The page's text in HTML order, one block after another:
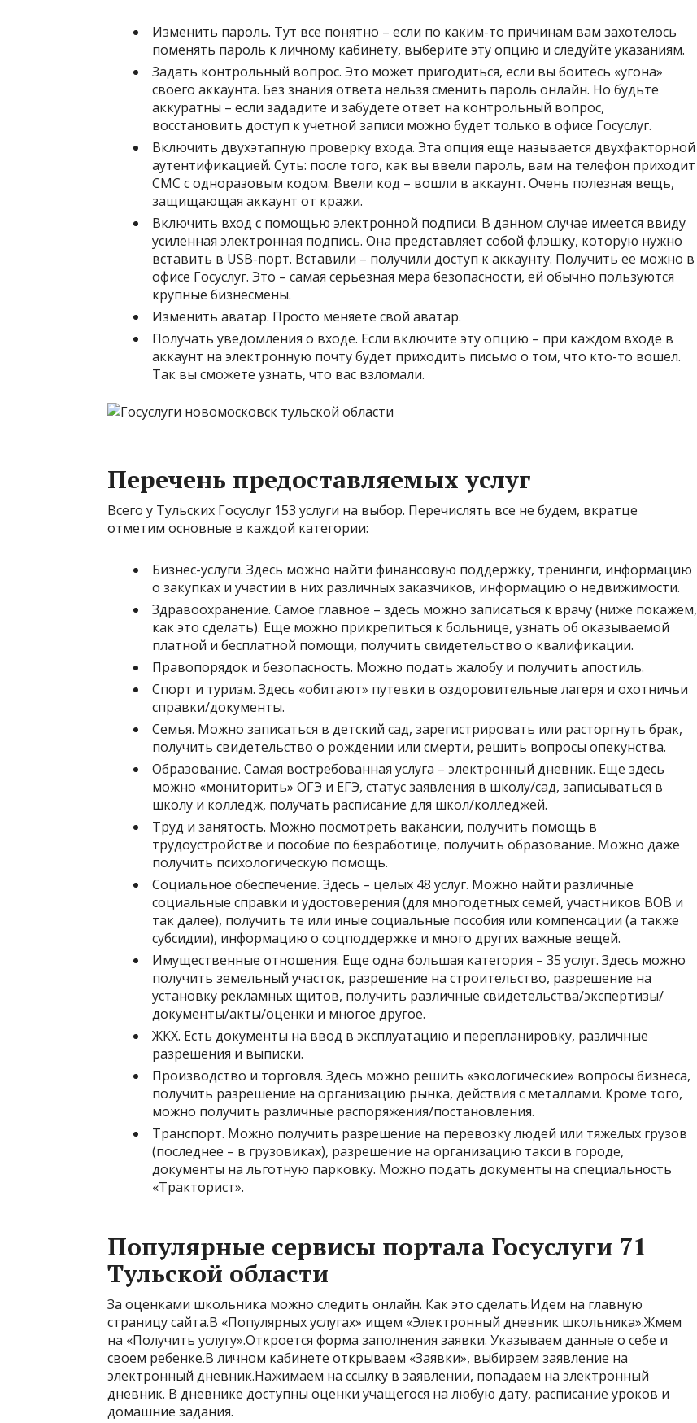
Изменить пароль. Тут все понятно – если по каким-то причинам вам захотелось
поменять пароль к личному кабинету, выберите эту опцию и следуйте указаниям.
Задать контрольный вопрос. Это может пригодиться, если вы боитесь «угона»
своего аккаунта. Без знания ответа нельзя сменить пароль онлайн. Но будьте
аккуратны – если зададите и забудете ответ на контрольный вопрос,
восстановить доступ к учетной записи можно будет только в офисе Госуслуг.
Включить двухэтапную проверку входа. Эта опция еще называется двухфакторной
аутентификацией. Суть: после того, как вы ввели пароль, вам на телефон приходит
СМС с одноразовым кодом. Ввели код – вошли в аккаунт. Очень полезная вещь,
защищающая аккаунт от кражи.
Включить вход с помощью электронной подписи. В данном случае имеется ввиду
усиленная электронная подпись. Она представляет собой флэшку, которую нужно
вставить в USB-порт. Вставили – получили доступ к аккаунту. Получить ее можно в
офисе Госуслуг. Это – самая серьезная мера безопасности, ей обычно пользуются
крупные бизнесмены.
Изменить аватар. Просто меняете свой аватар.
Получать уведомления о входе. Если включите эту опцию – при каждом входе в
аккаунт на электронную почту будет приходить письмо о том, что кто-то вошел.
Так вы сможете узнать, что вас взломали.
Перечень предоставляемых услуг
Всего у Тульских Госуслуг 153 услуги на выбор. Перечислять все не будем, вкратце
отметим основные в каждой категории:
Бизнес-услуги. Здесь можно найти финансовую поддержку, тренинги, информацию
о закупках и участии в них различных заказчиков, информацию о недвижимости.
Здравоохранение. Самое главное – здесь можно записаться к врачу (ниже покажем,
как это сделать). Еще можно прикрепиться к больнице, узнать об оказываемой
платной и бесплатной помощи, получить свидетельство о квалификации.
Правопорядок и безопасность. Можно подать жалобу и получить апостиль.
Спорт и туризм. Здесь «обитают» путевки в оздоровительные лагеря и охотничьи
справки/документы.
Семья. Можно записаться в детский сад, зарегистрировать или расторгнуть брак,
получить свидетельство о рождении или смерти, решить вопросы опекунства.
Образование. Самая востребованная услуга – электронный дневник. Еще здесь
можно «мониторить» ОГЭ и ЕГЭ, статус заявления в школу/сад, записываться в
школу и колледж, получать расписание для школ/колледжей.
Труд и занятость. Можно посмотреть вакансии, получить помощь в
трудоустройстве и пособие по безработице, получить образование. Можно даже
получить психологическую помощь.
Социальное обеспечение. Здесь – целых 48 услуг. Можно найти различные
социальные справки и удостоверения (для многодетных семей, участников ВОВ и
так далее), получить те или иные социальные пособия или компенсации (а также
субсидии), информацию о соцподдержке и много других важные вещей.
Имущественные отношения. Еще одна большая категория – 35 услуг. Здесь можно
получить земельный участок, разрешение на строительство, разрешение на
установку рекламных щитов, получить различные свидетельства/экспертизы/
документы/акты/оценки и многое другое.
ЖКХ. Есть документы на ввод в эксплуатацию и перепланировку, различные
разрешения и выписки.
Производство и торговля. Здесь можно решить «экологические» вопросы бизнеса,
получить разрешение на организацию рынка, действия с металлами. Кроме того,
можно получить различные распоряжения/постановления.
Транспорт. Можно получить разрешение на перевозку людей или тяжелых грузов
(последнее – в грузовиках), разрешение на организацию такси в городе,
документы на льготную парковку. Можно подать документы на специальность
«Тракторист».
Популярные сервисы портала Госуслуги 71
Тульской области
За оценками школьника можно следить онлайн. Как это сделать:Идем на главную
страницу сайта.В «Популярных услугах» ищем «Электронный дневник школьника».Жмем
на «Получить услугу».Откроется форма заполнения заявки. Указываем данные о себе и
своем ребенке.В личном кабинете открываем «Заявки», выбираем заявление на
электронный дневник.Нажимаем на ссылку в заявлении, попадаем на электронный
дневник. В дневнике доступны оценки учащегося на любую дату, расписание уроков и
домашние задания.